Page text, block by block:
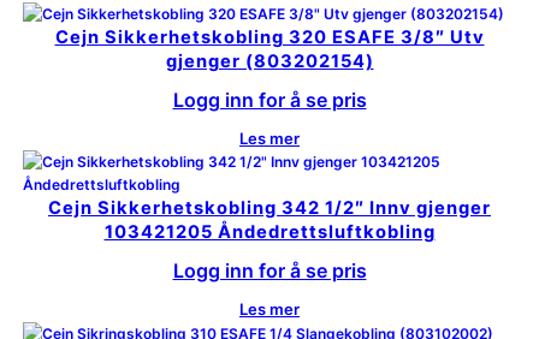
Cejn Sikkerhetskobling 320 ESAFE 3/8″ Utv
gjenger (803202154)
Logg inn for å se pris
Les mer
Cejn Sikkerhetskobling 342 1/2″ Innv gjenger
103421205 Åndedrettsluftkobling
Logg inn for å se pris
Les mer